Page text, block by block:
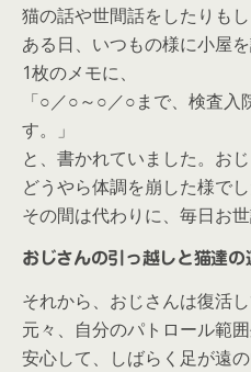
猫の話や世間話をしたりもし
ある日、いつもの様に小屋
1枚のメモに、
「○／○～○／○まで、検査入
す。」
と、書かれていました。おじ
どうやら体調を崩した様で
その間は代わりに、毎日お
おじさんの引っ越しと猫達の
それから、おじさんは復活
元々、自分のパトロール範
安心して、しばらく足が遠の